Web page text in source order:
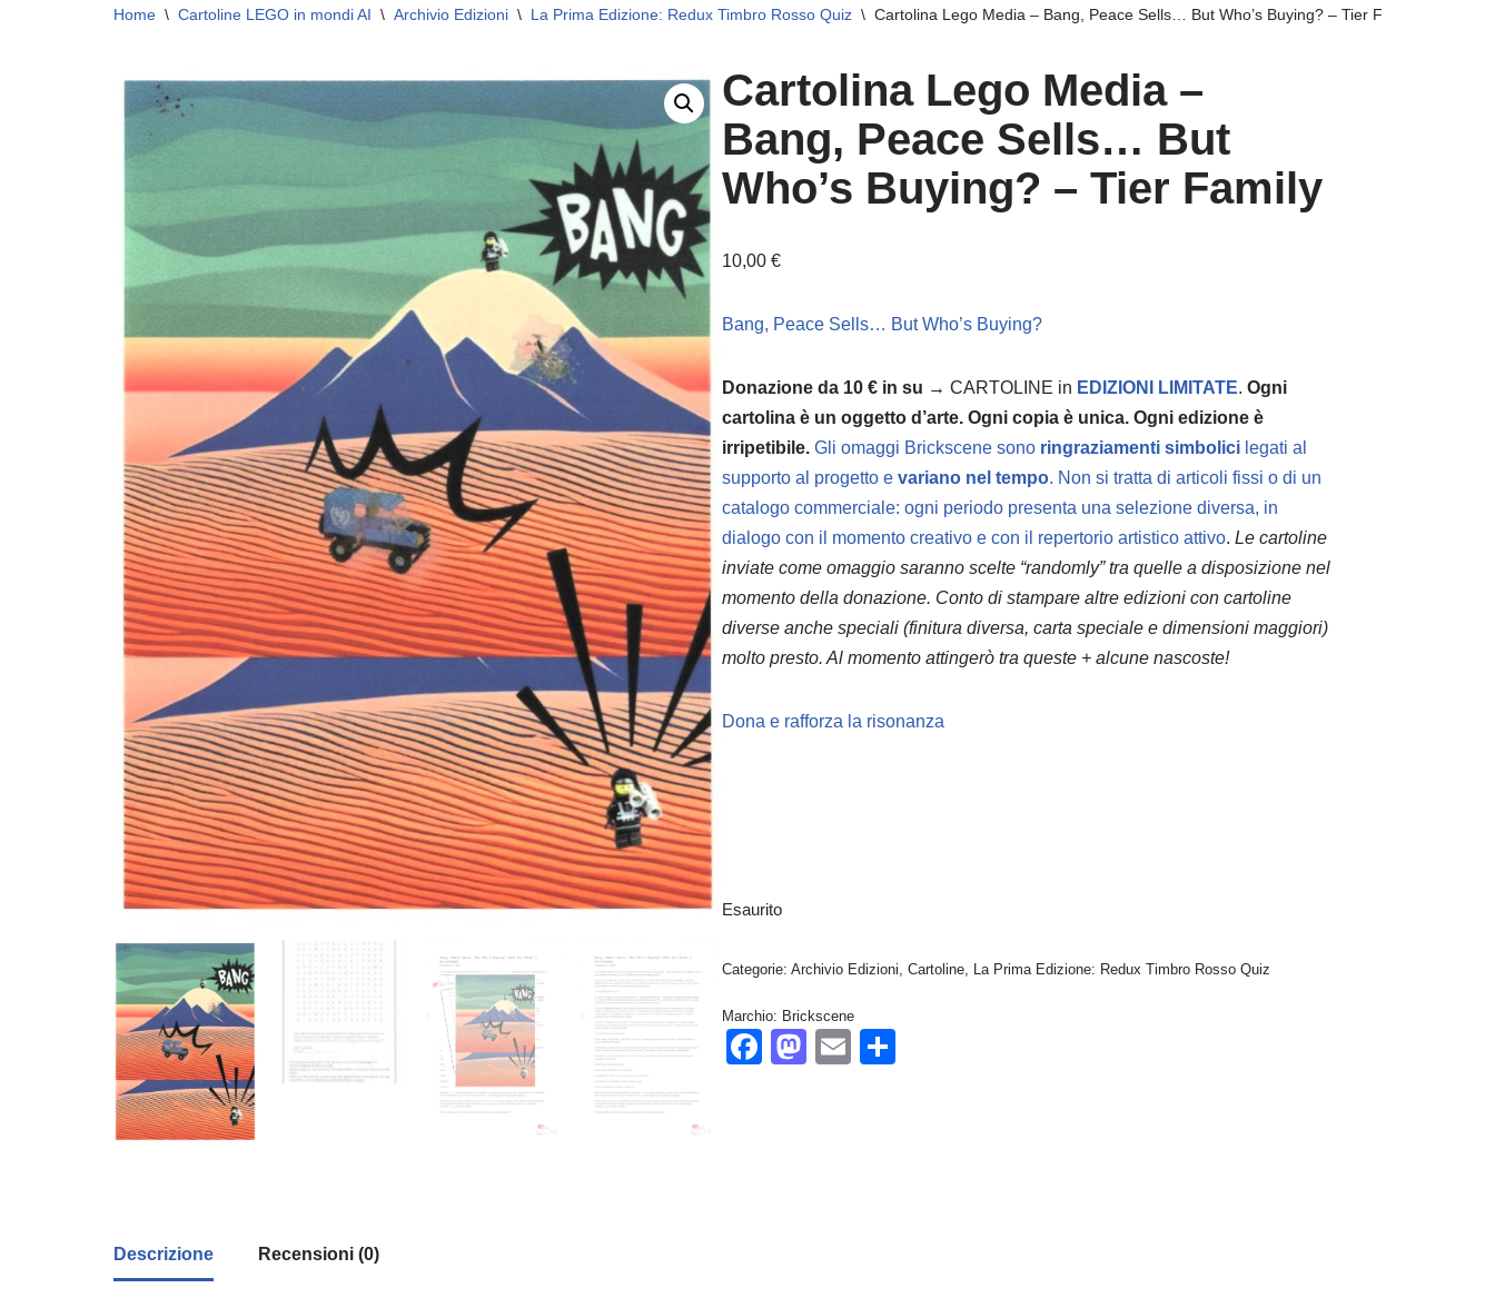
Home \ Cartoline LEGO in mondi AI \ Archivio Edizioni \ La Prima Edizione: Redux Timbro Rosso Quiz \ Cartolina Lego Media – Bang, Peace Sells… But Who’s Buying? – Tier Family
Cartolina Lego Media –
Bang, Peace Sells… But
Who’s Buying? – Tier Family
10,00€
Bang, Peace Sells… But Who’s Buying?
Donazione da 10 € in su →CARTOLINE in EDIZIONI LIMITATE.Ogni
cartolina è un oggetto d’arte. Ogni copia è unica. Ogni edizione è
irripetibile.Gli omaggi Brickscene sono ringraziamenti simbolici legati al
supporto al progetto evariano nel tempo. Non si tratta di articoli fissi o di un
catalogo commerciale: ogni periodo presenta una selezione diversa, in
dialogo con il momento creativo e con il repertorio artistico attivo.Le cartoline
inviate come omaggio saranno scelte “randomly” tra quelle a disposizione nel
momento della donazione. Conto di stampare altre edizioni con cartoline
diverse anche speciali (finitura diversa, carta speciale e dimensioni maggiori)
molto presto. Al momento attingerò tra queste + alcune nascoste!
Dona e rafforza la risonanza
Esaurito
Categorie:Archivio Edizioni,Cartoline, La Prima Edizione: Redux Timbro Rosso Quiz
Marchio: Brickscene
Facebook
Mastodon
Email
Descrizione Recensioni (0)